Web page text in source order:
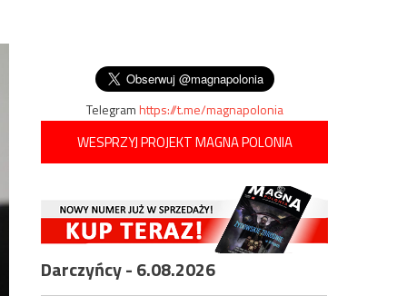
Telegramhttps://t.me/magnapolonia
WESPRZYJ PROJEKT MAGNA POLONIA
Darczyńcy - 6.08.2026